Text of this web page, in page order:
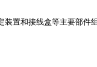
和接线盒等主要部件组